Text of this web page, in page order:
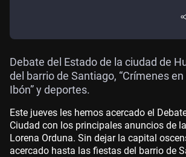
Debate del Estado de la ciudad de
del barrio de Santiago, “Crímenes en
Ibón” y deportes.
Este jueves les hemos acercado el
Ciudad con los principales anuncios de
Lorena Orduna. Sin dejar la capital
acercado hasta las fiestas del barrio de